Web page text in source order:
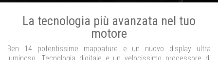
La tecnologia più avanzata nel tuo
motore
Ben 14 potentissime mappature e un nuovo display ultra
luminoso. Tecnologia digitale e un velocissimo processore di